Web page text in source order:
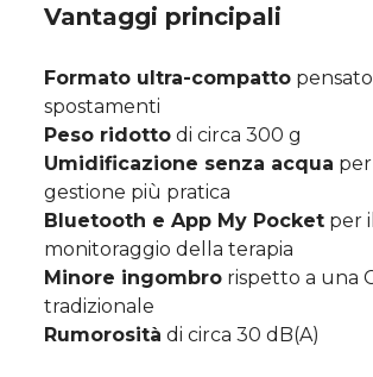
Vantaggi principali
Formato ultra-compatto
spostamenti
Peso ridotto di circa 300 g
Umidificazione senza acqua
gestione più pratica
Bluetooth e App My Pocket per il
monitoraggio della terapia
Minore ingombro rispetto a una
tradizionale
Rumorosità di circa 30 dB(A)